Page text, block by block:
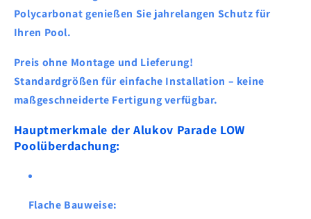
Polycarbonatgenießen Sie jahrelangen Schutz für
Ihren Pool.
Preis ohne Montage und Lieferung!
Standardgrößen für einfache Installation – keine
maßgeschneiderte Fertigung verfügbar.
Hauptmerkmale der Alukov Parade LOW
Poolüberdachung:
Flache Bauweise: